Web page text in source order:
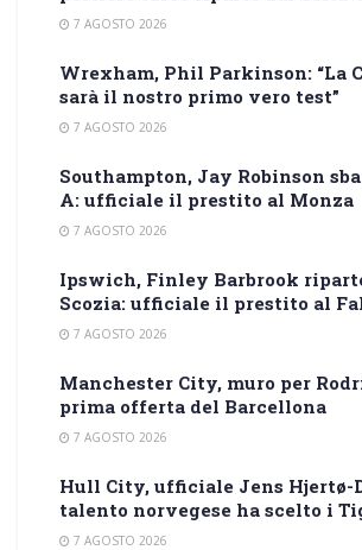
7 AGOSTO 2026
Wrexham, Phil Parkinson: “La
sarà il nostro primo vero test”
7 AGOSTO 2026
Southampton, Jay Robinson
A: ufficiale il prestito al Monza
7 AGOSTO 2026
Ipswich, Finley Barbrook
Scozia: ufficiale il prestito al
7 AGOSTO 2026
Manchester City, muro per
prima offerta del Barcellona
7 AGOSTO 2026
Hull City, ufficiale Jens Hjertø-
talento norvegese ha scelto i
7 AGOSTO 2026